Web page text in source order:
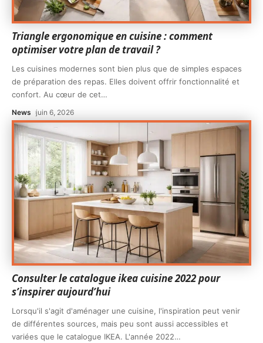
Triangle ergonomique en cuisine : comment
optimiser votre plan de travail ?
Les cuisines modernes sont bien plus que de simples espaces
de préparation des repas. Elles doivent offrir fonctionnalité et
confort. Au cœur de cet…
News juin 6, 2026
Consulter le catalogue ikea cuisine 2022 pour
s’inspirer aujourd’hui
Lorsqu'il s'agit d'aménager une cuisine, l'inspiration peut venir
de différentes sources, mais peu sont aussi accessibles et
variées que le catalogue IKEA. L'année 2022…